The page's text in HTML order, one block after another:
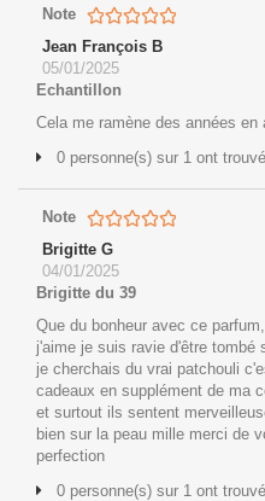
Note
Jean François B
05/01/2025
Echantillon
Cela me ramène des années en
0 personne(s) sur 1 ont
Note
Brigitte G
04/01/2025
Brigitte du 39
Que du bonheur avec ce
j'aime je suis ravie d'être
je cherchais du vrai patchouli
cadeaux en supplément de ma
et surtout ils sentent
bien sur la peau mille merci de
perfection
0 personne(s) sur 1 ont